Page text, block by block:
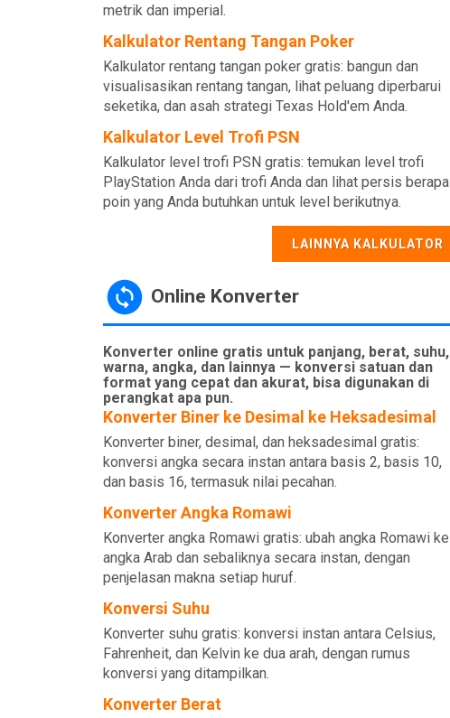
metrik dan imperial.
Kalkulator Rentang Tangan Poker
Kalkulator rentang tangan poker gratis: bangun dan
visualisasikan rentang tangan, lihat peluang diperbarui
seketika, dan asah strategi Texas Hold'em Anda.
Kalkulator Level Trofi PSN
Kalkulator level trofi PSN gratis: temukan level trofi
PlayStation Anda dari trofi Anda dan lihat persis berapa
poin yang Anda butuhkan untuk level berikutnya.
LAINNYA KALKULATOR
Online Konverter
Konverter online gratis untuk panjang, berat, suhu,
warna, angka, dan lainnya — konversi satuan dan
format yang cepat dan akurat, bisa digunakan di
perangkat apa pun.
Konverter Biner ke Desimal ke Heksadesimal
Konverter biner, desimal, dan heksadesimal gratis:
konversi angka secara instan antara basis 2, basis 10,
dan basis 16, termasuk nilai pecahan.
Konverter Angka Romawi
Konverter angka Romawi gratis: ubah angka Romawi ke
angka Arab dan sebaliknya secara instan, dengan
penjelasan makna setiap huruf.
Konversi Suhu
Konverter suhu gratis: konversi instan antara Celsius,
Fahrenheit, dan Kelvin ke dua arah, dengan rumus
konversi yang ditampilkan.
Konverter Berat